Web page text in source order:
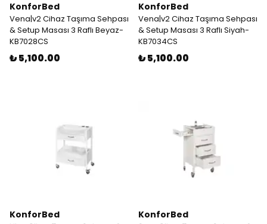
KonforBed
Vena|v2 Cihaz Taşıma Sehpası
& Setup Masası 3 Raflı Beyaz-
KB7028CS
₺ 5,100.00
KonforBed
Vena|v2 Cihaz Taşıma Sehpası
& Setup Masası 3 Raflı Siyah-
KB7034CS
₺ 5,100.00
KonforBed KonforBed